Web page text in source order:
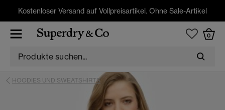
Kostenloser Versand auf Vollpreisartikel. Ohne Sale-Artikel
0
HOODIES UND SWEATSHIRTS